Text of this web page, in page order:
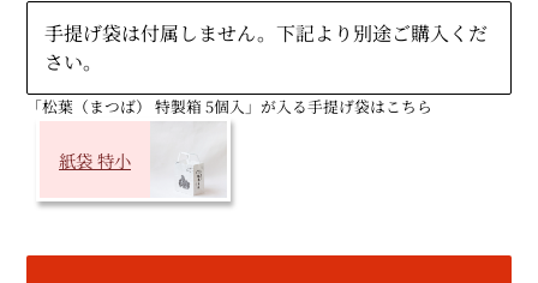
手提げ袋は付属しません。下記より別途ご購入くだ
さい。
「松葉（まつば） 特製箱 5個入」が入る手提げ袋はこちら
紙袋 特小